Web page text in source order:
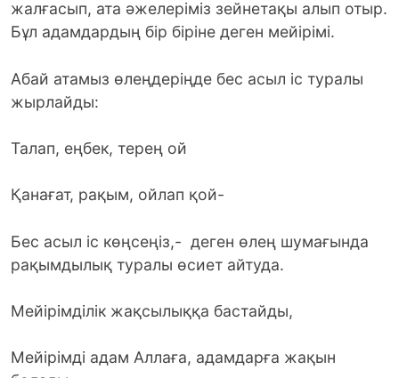
жалғасып, ата әжелеріміз зейнетақы алып отыр.
Бұл адамдардың бір біріне деген мейірімі.
Абай атамыз өлеңдеріңде бес асыл іс туралы
жырлайды:
Талап, еңбек, терең ой
Қанағат, рақым, ойлап қой-
Бес асыл іс көңсеңіз,- деген өлең шумағында
рақымдылық туралы өсиет айтуда.
Мейірімділік жақсылыққа бастайды,
Мейірімді адам Аллаға, адамдарға жақын